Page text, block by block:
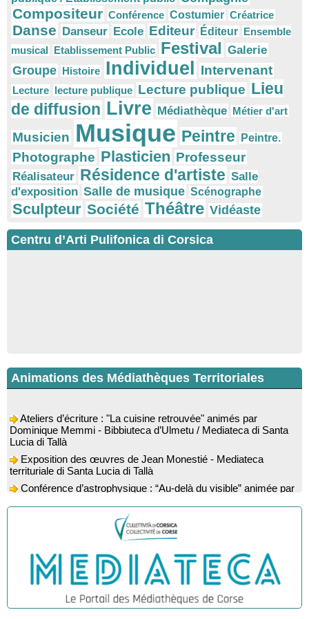
Compositeur Conférence Costumier Créatrice
Danse Danseur Ecole Editeur Éditeur Ensemble
musical Etablissement Public Festival Galerie
Groupe Histoire Individuel Intervenant
Lecture lecture publique Lecture publique Lieu
de diffusion Livre Médiathèque Métier d'art
Musicien Musique Peintre Peintre.
Photographe Plasticien Professeur
Réalisateur Résidence d'artiste Salle
d'exposition Salle de musique Scénographe
Sculpteur Société Théâtre Vidéaste
Centru d’Arti Pulifonica di Corsica
Animations des Médiathèques Territoriales
Dominique Memmi - Bibbiuteca d’Ulmetu / Mediateca di Santa
Lucia di Tallà
Exposition des œuvres de Jean Monestié - Mediateca
territuriale di Santa Lucia di Tallà
Conférence d’astrophysique : “Au-delà du visible” animée par
l’astrophysicien Paul Guerrini - Médiathèque - Pitretu è
Exposition des œuvres de Dominique Malberti Morin :
"Racines, peintures acryliques et aquarelles" - Mediateca
territuriale di Santa Lucia di Tallà
Animation : "Petits lecteurs" - Médiathèque - Pitretu è
Bicchisgià
Veillée de contes à la forêt enchantée "U Mondu ditu
mignuleddu" par la Caravane de Conteurs - Currà